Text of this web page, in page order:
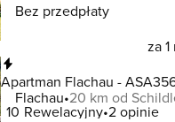
Bez przedpłaty
za
Apartman Flachau -
Flachau 20 km od
10 Rewelacyjny 2 opinie